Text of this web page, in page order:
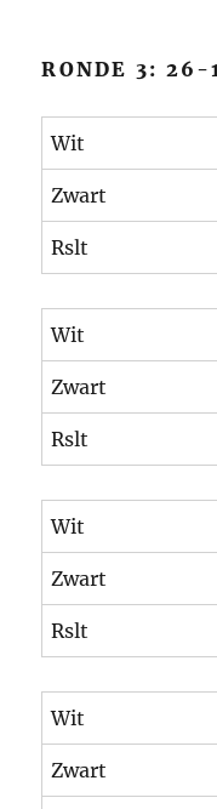
RONDE 3:
Wit
Zwart
Rslt
Wit
Zwart
Rslt
Wit
Zwart
Rslt
Wit
Zwart